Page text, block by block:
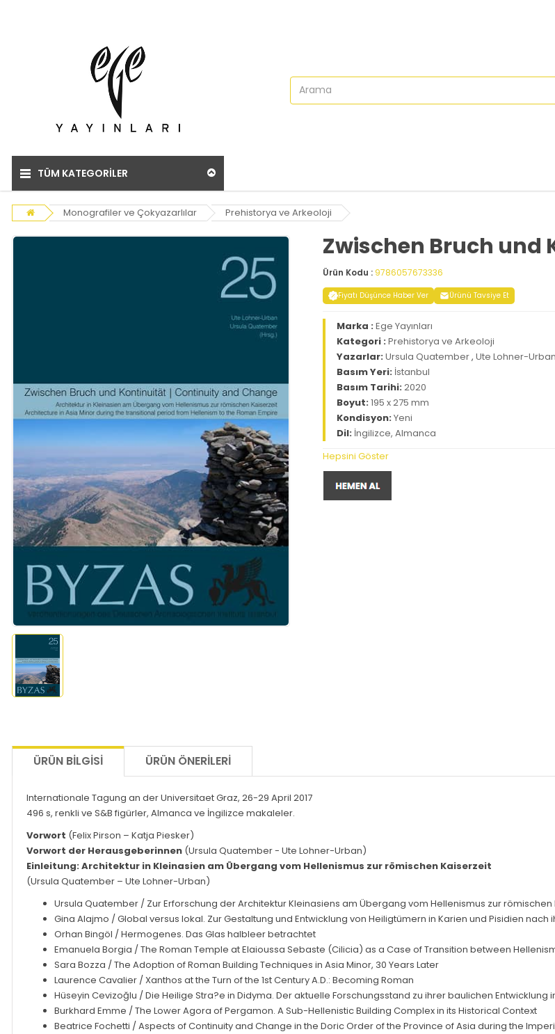
TÜM KATEGORİLER
Monografiler ve Çokyazarlılar Prehistorya ve Arkeoloji
Zwischen Bruch und
Ürün Kodu : 9786057673336
Fiyatı Düşünce Haber Ver Ürünü Tavsiye Et
Marka :Ege Yayınları
Kategori :Prehistorya ve Arkeoloji
Yazarlar:Ursula Quatember, Ute Lohner-
Basım Yeri: İstanbul
Basım Tarihi:2020
Boyut:195 x 275 mm
Kondisyon:Yeni
Dil: İngilizce, Almanca
Hepsini Göster
ÜRÜN BILGISI ÜRÜN ÖNERILERI
Internationale Tagung an der Universitaet Graz, 26-29 April 2017
496 s, renkli ve S&B figürler, Almanca ve İngilizce makaleler.
Vorwort (Felix Pirson – Katja Piesker)
Vorwort der Herausgeberinnen (Ursula Quatember - Ute Lohner-Urban)
Einleitung:Architektur in Kleinasien am Übergang vom Hellenismus zur römischen Kaiserzeit
(Ursula Quatember – Ute Lohner-Urban)
Ursula Quatember / Zur Erforschung der Architektur Kleinasiens am Übergang vom Hellenismus zur römischen
Gina Alajmo / Global versus lokal. Zur Gestaltung und Entwicklung von Heiligtümern in Karien und Pisidien
Orhan Bingöl / Hermogenes. Das Glas halbleer betrachtet
Emanuela Borgia / The Roman Temple at Elaioussa Sebaste (Cilicia) as a Case of Transition between
Sara Bozza / The Adoption of Roman Building Techniques in Asia Minor, 30 Years Later
Laurence Cavalier / Xanthos at the Turn of the 1st Century A.D.: Becoming Roman
Hüseyin Cevizoğlu / Die Heilige Stra?e in Didyma. Der aktuelle Forschungsstand zu ihrer baulichen Entwicklung
Burkhard Emme / The Lower Agora of Pergamon. A Sub-Hellenistic Building Complex in its Historical Context
Beatrice Fochetti / Aspects of Continuity and Change in the Doric Order of the Province of Asia during the